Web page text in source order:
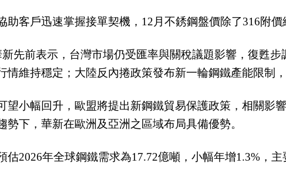
助客戶迅速掌握接單契機，12月不銹鋼盤價除了316附價
先前表示，台灣市場仍受匯率與關稅議題影響，復甦步
情維持穩定；大陸反內捲政策發布新一輪鋼鐵產能限制
望小幅回升，歐盟將提出新鋼鐵貿易保護政策，相關影
勢下，華新在歐洲及亞洲之區域布局具備優勢。
估2026年全球鋼鐵需求為17.72億噸，小幅年增1.3%，